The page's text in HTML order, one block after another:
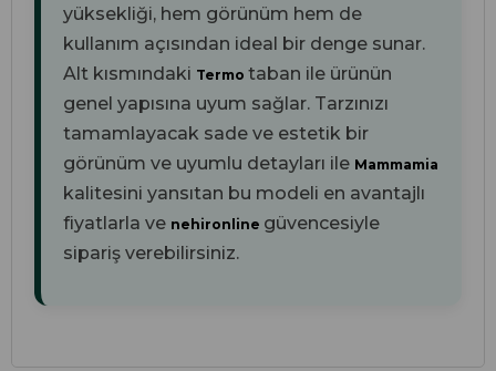
yüksekliği, hem görünüm hem de
kullanım açısından ideal bir denge sunar.
Alt kısmındaki Termo taban ile ürünün
genel yapısına uyum sağlar. Tarzınızı
tamamlayacak sade ve estetik bir
görünüm ve uyumlu detayları ile Mammamia
kalitesini yansıtan bu modeli en avantajlı
fiyatlarla ve nehironline güvencesiyle
sipariş verebilirsiniz.